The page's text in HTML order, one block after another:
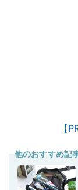
【
他のおすすめ記